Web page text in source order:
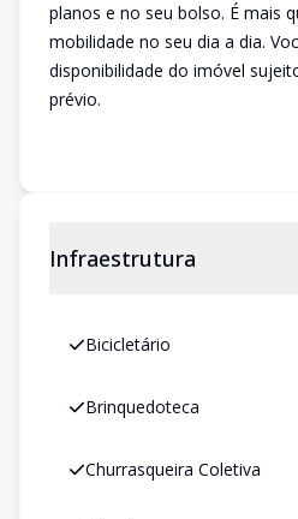
planos e no seu bolso. É mais
mobilidade no seu dia a dia.
disponibilidade do imóvel
prévio.
Infraestrutura
Bicicletário
Brinquedoteca
Churrasqueira Coletiva